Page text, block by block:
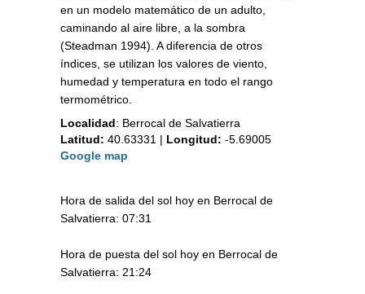
en un modelo matemático de un adulto,
caminando al aire libre, a la sombra
(Steadman 1994). A diferencia de otros
índices, se utilizan los valores de viento,
humedad y temperatura en todo el rango
termométrico.
Localidad: Berrocal de Salvatierra
Latitud: 40.63331 | Longitud: -5.69005
Google map
Hora de salida del sol hoy en Berrocal de
Salvatierra: 07:31
Hora de puesta del sol hoy en Berrocal de
Salvatierra: 21:24